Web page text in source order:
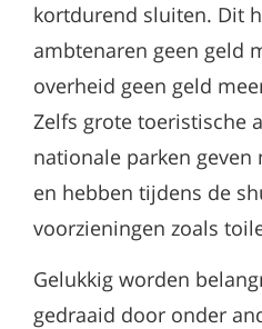
kortdurend sluiten. Dit
ambtenaren geen geld
overheid geen geld
Zelfs grote toeristische
nationale parken
en hebben tijdens de
voorzieningen zoals
Gelukkig worden
gedraaid door onder